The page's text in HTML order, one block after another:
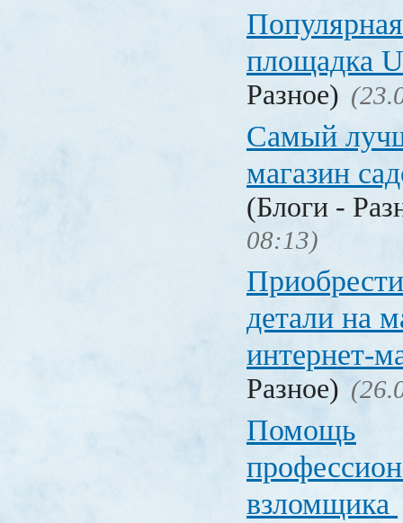
площадка
Разное)
Самый
магазин
(Блоги -
08:13)
детали на
интернет-
Разное)
Помощь
взломщика